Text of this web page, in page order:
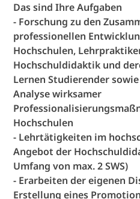
Das sind Ihre Aufgaben
- Forschung zu den
professionellen
Hochschulen,
Hochschuldidaktik und
Lernen Studierender
Analyse wirksamer
Hochschulen
- Lehrtätigkeiten im
Angebot der
Umfang von max. 2 SWS)
- Erarbeiten der eigenen
Erstellung eines